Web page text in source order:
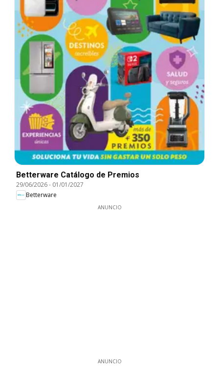
Betterware Catálogo de Premios
29/06/2026- 01/01/2027
Betterware
ANUNCIO
ANUNCIO